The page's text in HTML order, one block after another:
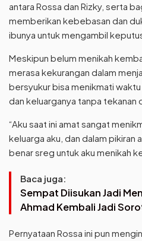
antara Rossa dan Rizky, serta
memberikan kebebasan dan
ibunya untuk mengambil
Meskipun belum menikah
merasa kekurangan dalam
bersyukur bisa menikmati
dan keluarganya tanpa tekanan
“Aku saat ini amat sangat
keluarga aku, dan dalam pikiran
benar sreg untuk aku menikah
Baca juga:
Sempat Diisukan Jadi
Ahmad Kembali Jadi
Pernyataan Rossa ini pun